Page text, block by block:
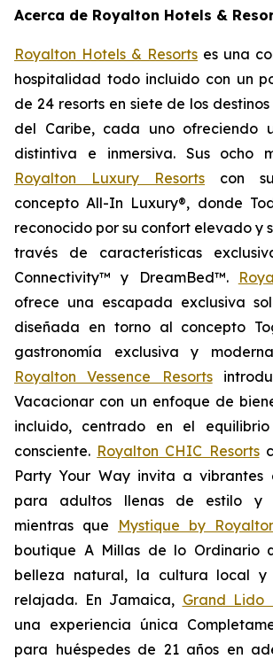
Acerca de Royalton Hotels &
Royalton Hotels & Resorts es una
hospitalidad todo incluido con un
de 24 resorts en siete de los
del Caribe, cada uno ofreciendo
distintiva e inmersiva. Sus ocho
Royalton Luxury Resorts con
concepto All-In Luxury®, donde
reconocido por su confort elevado y
través de características
Connectivity™ y DreamBed™.
ofrece una escapada exclusiva
diseñada en torno al concepto
gastronomía exclusiva y
Royalton Vessence Resorts
Vacacionar con un enfoque de
incluido, centrado en el
consciente. Royalton CHIC Resorts
Party Your Wayinvita a vibrantes
para adultos llenas de estilo y
mientras que Mystique by
boutique A Millas de lo Ordinario
belleza natural, la cultura local y
relajada. En Jamaica, Grand Lido
una experiencia única
para huéspedes de 21 años en